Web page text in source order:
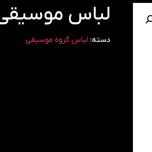
لباس
دسته: لباس گروه موسیقی